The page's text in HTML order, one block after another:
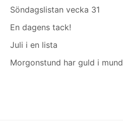
Söndagslistan vecka 31
En dagens tack!
Juli i en lista
Morgonstund har guld i mund